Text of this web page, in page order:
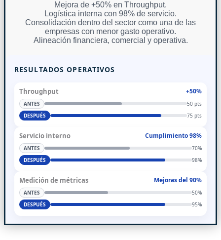
Mejora de +50% en Throughput.
Logística interna con 98% de servicio.
Consolidación dentro del sector como una de las
empresas con menor gasto operativo.
Alineación financiera, comercial y operativa.
RESULTADOS OPERATIVOS
Throughput +50%
ANTES
50 pts
DESPUÉS
75 pts
Servicio interno Cumplimiento 98%
ANTES
70%
DESPUÉS
98%
Medición de métricas Mejoras del 90%
ANTES
50%
DESPUÉS
95%